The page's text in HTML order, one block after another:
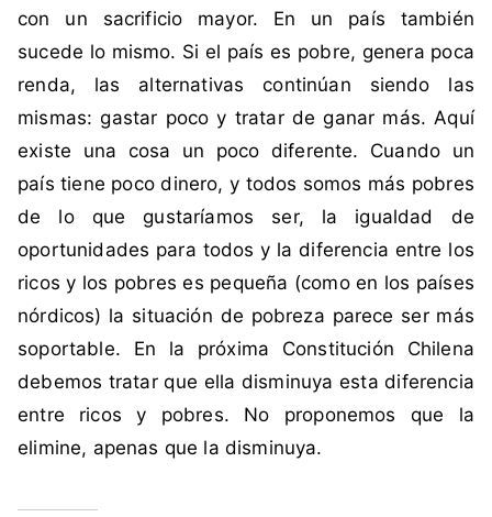
o
o
N
u
e
v
C
o
n
s
t
t
u
c
ó
s
con un sacrificio mayor. En un país también
sucede lo mismo. Si el país es pobre, genera poca
renda, las alternativas continúan siendo las
mismas: gastar poco y tratar de ganar más. Aquí
existe una cosa un poco diferente. Cuando un
país tiene poco dinero, y todos somos más pobres
de lo que gustaríamos ser, la igualdad de
oportunidades para todos y la diferencia entre los
ricos y los pobres es pequeña (como en los países
nórdicos) la situación de pobreza parece ser más
soportable. En la próxima Constitución Chilena
debemos tratar que ella disminuya esta diferencia
entre ricos y pobres. No proponemos que la
elimine, apenas que la disminuya.